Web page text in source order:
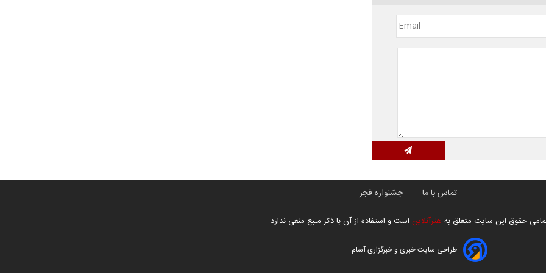
تماس با ما جشنواره فجر
حقوق این سایت متعلق به هنرآنلاین است و استفاده از آن با ذکر منبع منعی ندارد
طراحی سایت خبری و خبرگزاری آسام